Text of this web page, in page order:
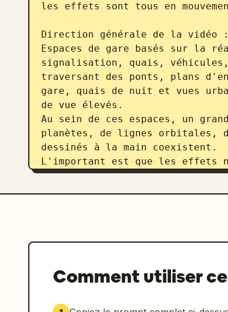
les effets sont tous en
Direction générale de la vidéo :
Espaces de gare basés sur la
signalisation, quais,
traversant des ponts, plans
gare, quais de nuit et vues
de vue élevés.
Au sein de ces espaces, un
planètes, de lignes orbitales,
dessinés à la main coexistent.
L'important est que les effets
renforcent également le flux du
Composition des plans :
de fées dansant autour des
2e plan : Gros plan sur les
Étoiles, planètes et petites
Comment utiliser